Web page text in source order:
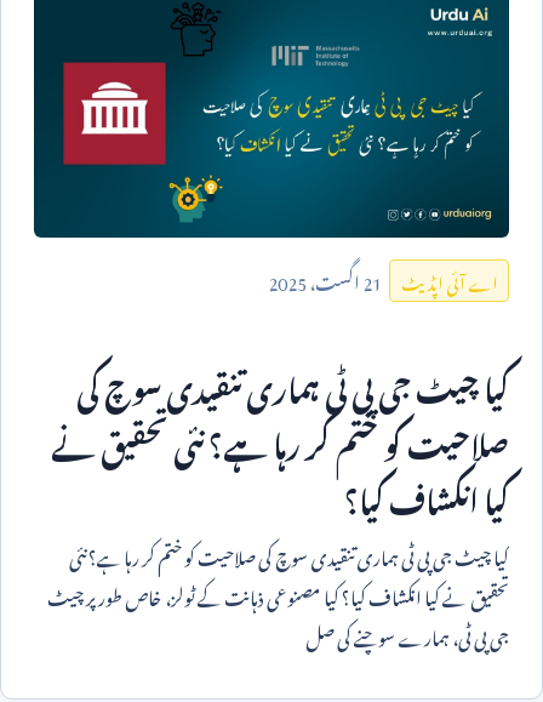
اے آئی اپڈیٹ 21اگست،2025
کیا چیٹ جی پی ٹی ہماری تنقیدی سوچ کی
صلاحیت کو ختم کر رہا ہے؟ نئی تحقیق نے
کیا انکشاف کیا؟
کیا چیٹ جی پی ٹی ہماری تنقیدی سوچ کی صلاحیت کو ختم کر رہا ہے؟ نئی
تحقیق نے کیا انکشاف کیا؟ کیا مصنوعی ذہانت کے ٹولز، خاص طور پر چیٹ
جی پی ٹی، ہمارے سوچنے کی صل